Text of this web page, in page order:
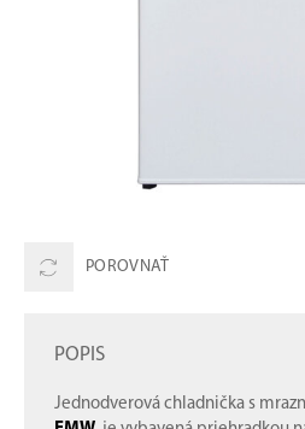
POROVNAŤ
POPIS
Jednodverová chladnička s